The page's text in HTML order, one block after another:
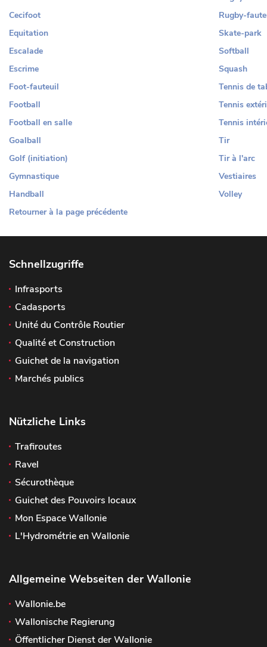
Cecifoot
Rugby-
Equitation
Skate-park
Escalade
Softball
Escrime
Squash
Foot-fauteuil
Tennis de
Football
Tennis
Football en salle
Tennis
Goalball
Tir
Golf (initiation)
Tir à l'arc
Gymnastique
Vestiaires
Handball
Volley
Retourner à la page précédente
Schnellzugriffe
Infrasports
Cadasports
Unité du Contrôle Routier
Qualité et Construction
Guichet de la navigation
Marchés publics
Nützliche Links
Trafiroutes
Ravel
Sécurothèque
Guichet des Pouvoirs locaux
Mon Espace Wallonie
L'Hydrométrie en Wallonie
Allgemeine Webseiten der Wallonie
Wallonie.be
Wallonische Regierung
Öffentlicher Dienst der Wallonie